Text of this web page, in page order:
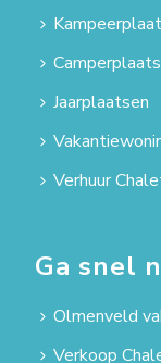
Jaarplaatsen
Verhuur
Ga snel
Olmenveld
Verkoop